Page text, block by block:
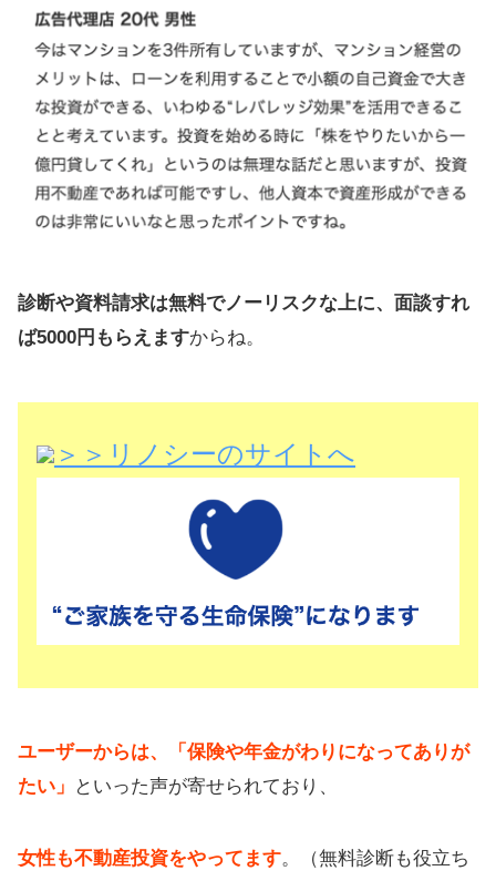
診断や資料請求は無料でノーリスクな上に、面談すれ
ば5000円もらえますからね。
＞＞リノシーのサイトへ
ユーザーからは、「保険や年金がわりになってありが
たい」
といった声が寄せられており、
女性も不動産投資をやってます。（無料診断も役立ち